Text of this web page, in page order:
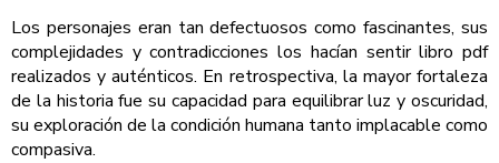
Los personajes eran tan defectuosos como fascinantes, sus
complejidades y contradicciones los hacían sentir libro pdf
realizados y auténticos. En retrospectiva, la mayor fortaleza
de la historia fue su capacidad para equilibrar luz y oscuridad,
su exploración de la condición humana tanto implacable como
compasiva.